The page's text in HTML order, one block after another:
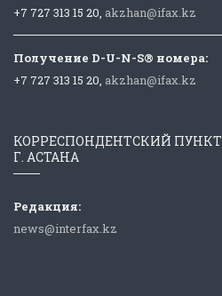
+7 727 313 15 20, akzhan@ifax.kz
Получение D-U-N-S® номера:
+7 727 313 15 20, akzhan@ifax.kz
КОРРЕСПОНДЕНТСКИЙ ПУНКТ
Г. АСТАНА
Редакция:
news@interfax.kz